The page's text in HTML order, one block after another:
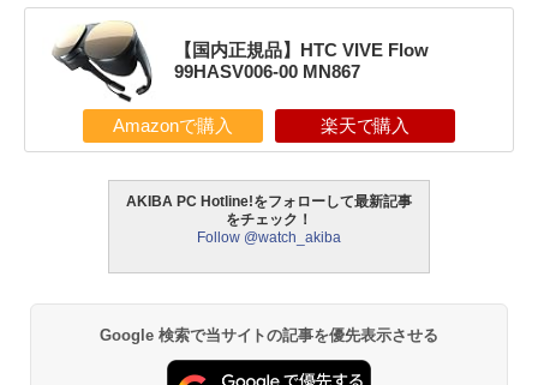
【国内正規品】HTC VIVE Flow
99HASV006-00 MN867
Amazonで購入 楽天で購入
AKIBA PC Hotline!をフォローして最新記事
をチェック！
Follow @watch_akiba
Google 検索で当サイトの記事を優先表示させる